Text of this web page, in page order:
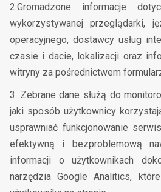
2.Gromadzone informacje
wykorzystywanej przeglądarki,
operacyjnego, dostawcy usług
czasie i dacie, lokalizacji oraz
witryny za pośrednictwem
3. Zebrane dane służą do
jaki sposób użytkownicy
usprawniać funkcjonowanie
efektywną i bezproblemową
informacji o użytkownikach
narzędzia Google Analitics,